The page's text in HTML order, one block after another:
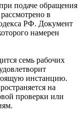
подаче обращения
в
РФ. Документ
намерен
семь рабочих
инстанцию.
на
проверки или